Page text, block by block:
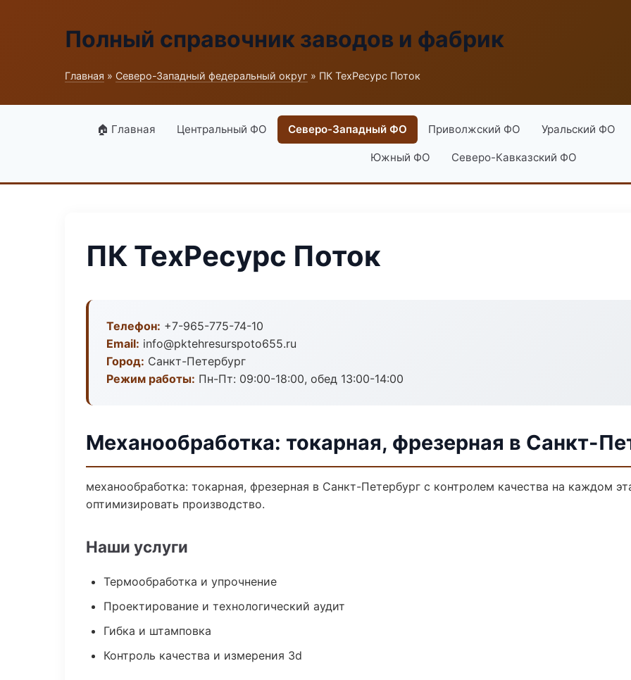
Полный справочник заводов и фабрик
Главная » Северо-Западный федеральный округ » ПК ТехРесурс Поток
🏠 Главная Центральный ФО Северо-Западный ФО Приволжский ФО Уральский ФО
Южный ФО Северо-Кавказский ФО
ПК ТехРесурс Поток
Телефон: +7-965-775-74-10
Email: info@pktehresurspoto655.ru
Город: Санкт-Петербург
Режим работы: Пн-Пт: 09:00-18:00, обед 13:00-14:00
Механообработка: токарная, фрезерная в Санкт-
механообработка: токарная, фрезерная в Санкт-Петербург с контролем качества на каждом
оптимизировать производство.
Наши услуги
Термообработка и упрочнение
Проектирование и технологический аудит
Гибка и штамповка
Контроль качества и измерения 3d